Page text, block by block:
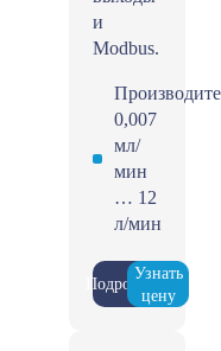
и
Modbus.
0,007
мл/
мин
… 12
л/мин
Подробнее
Узнать
цену